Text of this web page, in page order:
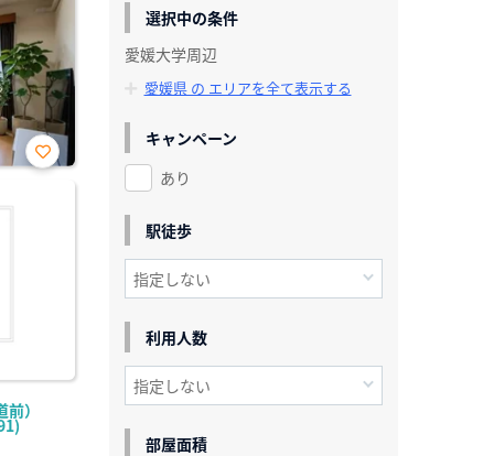
）
お気
選択中の条件
愛媛大学周辺
愛媛県 の エリアを全て表示する
キャンペーン
あり
駅徒歩
利用人数
部屋面積